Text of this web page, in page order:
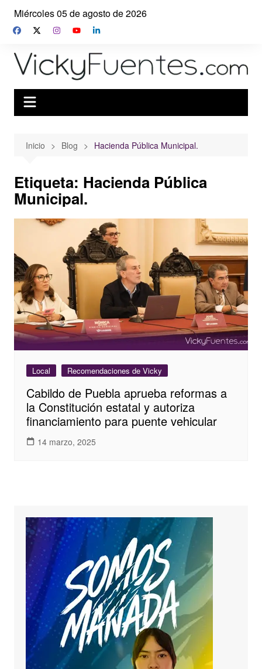
Saltar
contenido
Miércoles 05 de agosto de 2026
Inicio Blog Hacienda Pública Municipal.
Etiqueta: Hacienda Pública
Municipal.
Local Recomendaciones de Vicky
Cabildo de Puebla aprueba reformas a
la Constitución estatal y autoriza
financiamiento para puente vehicular
14 marzo, 2025